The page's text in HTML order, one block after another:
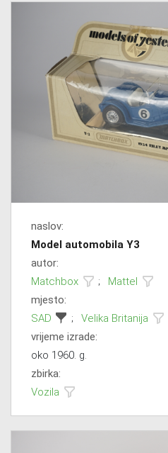
naslov:
Model automobila Y3
autor:
Matchbox
;
Mattel
mjesto:
SAD
;
Velika Britanija
vrijeme izrade:
oko 1960. g.
zbirka:
Vozila